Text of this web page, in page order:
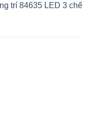
trí 84635 LED 3 chế